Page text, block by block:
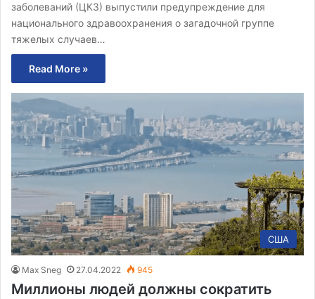
заболеваний (ЦКЗ) выпустили предупреждение для
национального здравоохранения о загадочной группе
тяжелых случаев…
Read More »
США
Max Sneg 27.04.2022 945
Миллионы людей должны сократить